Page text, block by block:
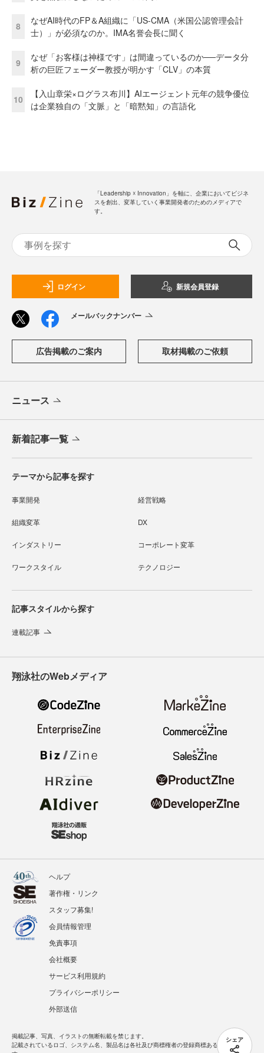
シェア
8
なぜAI時代のFP＆A組織に「US-CMA（米国公認管理会計
士）」が必須なのか。IMA名誉会長に聞く
9
なぜ「お客様は神様です」は間違っているのか──データ分
析の巨匠フェーダー教授が明かす「CLV」の本質
10
【入山章栄×ログラス布川】AIエージェント元年の競争優位
は企業独自の「文脈」と「暗黙知」の言語化
「Leadership ☓ Innovation」を軸に、企業においてビジネ
スを創出、変革していく事業開発者のためのメディアで
す。
ログイン 新規会員登録
メールバックナンバー
広告掲載のご案内 取材掲載のご依頼
ニュース
新着記事一覧
テーマから記事を探す
事業開発 経営戦略
組織変革 DX
インダストリー コーポレート変革
ワークスタイル テクノロジー
記事スタイルから探す
連載記事
翔泳社のWebメディア
ヘルプ
著作権・リンク
スタッフ募集!
会員情報管理
免責事項
会社概要
サービス利用規約
プライバシーポリシー
外部送信
掲載記事、写真、イラストの無断転載を禁じます。
記載されているロゴ、システム名、製品名は各社及び商標権者の登録商標あるいは商標で